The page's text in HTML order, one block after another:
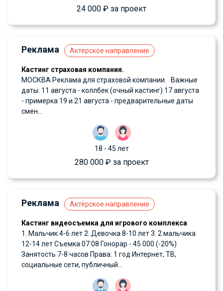
24 000 ₽ за проект
Реклама Актёрское направление
Кастинг страховая компания.
МОСКВА Реклама для страховой компании. Важные
даты: 11 августа - коллбек (очный кастинг) 17 августа
- примерка 19 и 21 августа - предварительные даты
смен...
18 - 45 лет
280 000 ₽ за проект
Реклама Актёрское направление
Кастинг видеосъемка для игрового комплекса
1. Мальчик 4-6 лет 2. Девочка 8-10 лет 3. 2 мальчика
12-14 лет Съемка 07.08 Гонорар - 45 000 (-20%)
Занятость 7-8 часов Права: 1 год Интернет, ТВ,
социальные сети, публичный...